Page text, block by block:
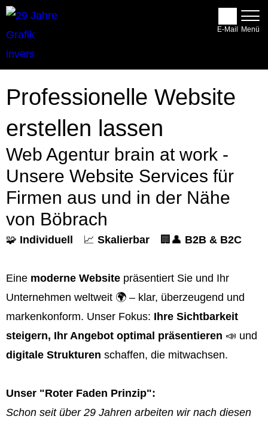
Professionelle Website
erstellen lassen
Web Agentur brain at work -
Unsere Website Services für
Firmen aus und in der Nähe
von Böbrach
🧩 Individuell 📈 Skalierbar 🏢👤 B2B & B2C
Eine moderne Website präsentiert Sie und Ihr
Unternehmen weltweit 🌍 – klar, überzeugend und
markenkonform. Unser Fokus: Ihre Sichtbarkeit
steigern, Ihr Angebot optimal präsentieren 📣 und
digitale Strukturen schaffen, die mitwachsen.
Unser "Roter Faden Prinzip":
Schon seit über 29 Jahren arbeiten wir nach diesen